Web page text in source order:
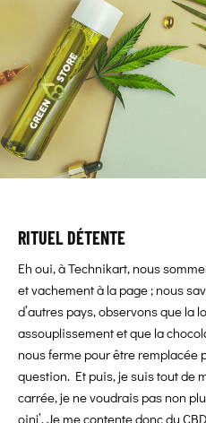
RITUEL DÉTENTE
Eh oui, à Technikart, nous
et vachement à la page ; nous
d’autres pays, observons que la
assouplissement et que la
nous ferme pour être remplacée
question. Et puis, je suis tout de
carrée, je ne voudrais pas non
oinj’. Je me contente donc du